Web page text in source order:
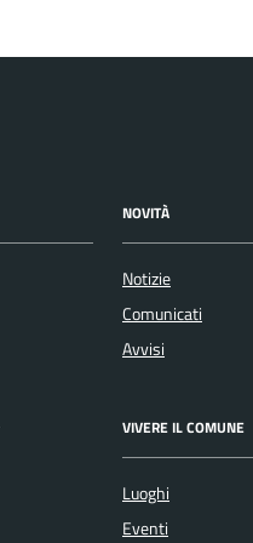
NOVITÀ
Notizie
Comunicati
Avvisi
VIVERE IL COMUNE
Luoghi
Eventi